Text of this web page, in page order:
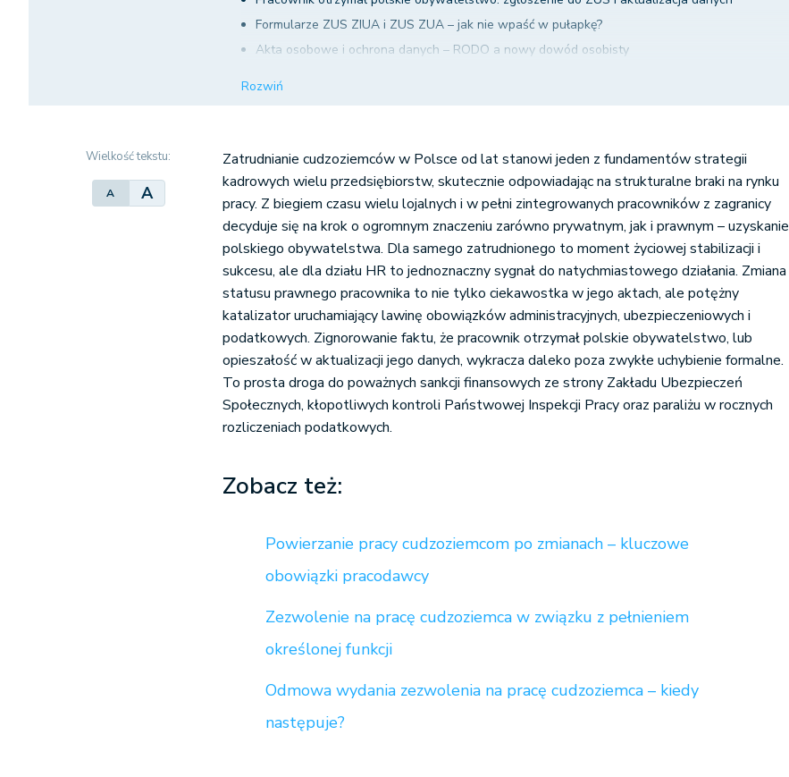
Formularze ZUS ZIUA i ZUS ZUA – jak nie wpaść w pułapkę?
Akta osobowe i ochrona danych – RODO a nowy dowód osobisty
Podsumowanie
Rozwiń
Wielkość tekstu:
A A
Zatrudnianie cudzoziemców w Polsce od lat stanowi jeden z fundamentów strategii
kadrowych wielu przedsiębiorstw, skutecznie odpowiadając na strukturalne braki na rynku
pracy. Z biegiem czasu wielu lojalnych i w pełni zintegrowanych pracowników z zagranicy
decyduje się na krok o ogromnym znaczeniu zarówno prywatnym, jak i prawnym – uzyskanie
polskiego obywatelstwa. Dla samego zatrudnionego to moment życiowej stabilizacji i
sukcesu, ale dla działu HR to jednoznaczny sygnał do natychmiastowego działania. Zmiana
statusu prawnego pracownika to nie tylko ciekawostka w jego aktach, ale potężny
katalizator uruchamiający lawinę obowiązków administracyjnych, ubezpieczeniowych i
podatkowych. Zignorowanie faktu, że pracownik otrzymał polskie obywatelstwo, lub
opieszałość w aktualizacji jego danych, wykracza daleko poza zwykłe uchybienie formalne.
To prosta droga do poważnych sankcji finansowych ze strony Zakładu Ubezpieczeń
Społecznych, kłopotliwych kontroli Państwowej Inspekcji Pracy oraz paraliżu w rocznych
rozliczeniach podatkowych.
Zobacz też:
Powierzanie pracy cudzoziemcom po zmianach – kluczowe
obowiązki pracodawcy
Zezwolenie na pracę cudzoziemca w związku z pełnieniem
określonej funkcji
Odmowa wydania zezwolenia na pracę cudzoziemca – kiedy
następuje?